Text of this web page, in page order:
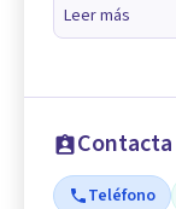
Leer más
Teléfono